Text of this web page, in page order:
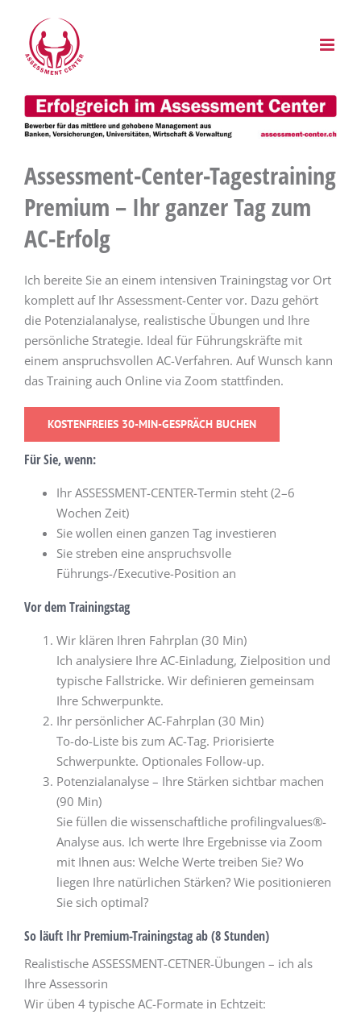
springen
Assessment-Center-Tagestraining
Premium – Ihr ganzer Tag zum
AC-Erfolg
Ich bereite Sie an einem intensiven Trainingstag vor Ort
komplett auf Ihr Assessment-Center vor. Dazu gehört
die Potenzialanalyse, realistische Übungen und Ihre
persönliche Strategie. Ideal für Führungskräfte mit
einem anspruchsvollen AC-Verfahren. Auf Wunsch kann
das Training auch Online via Zoom stattfinden.
KOSTENFREIES 30-MIN-GESPRÄCH BUCHEN
Für Sie, wenn:
Ihr ASSESSMENT-CENTER-Termin steht (2–6
Wochen Zeit)
Sie wollen einen ganzen Tag investieren
Sie streben eine anspruchsvolle
Führungs-/Executive-Position an
Vor dem Trainingstag
Wir klären Ihren Fahrplan (30 Min)
Ich analysiere Ihre AC-Einladung, Zielposition und
typische Fallstricke. Wir definieren gemeinsam
Ihre Schwerpunkte.
Ihr persönlicher AC-Fahrplan (30 Min)
To-do-Liste bis zum AC-Tag. Priorisierte
Schwerpunkte. Optionales Follow-up.
Potenzialanalyse – Ihre Stärken sichtbar machen
(90 Min)
Sie füllen die wissenschaftliche profilingvalues®-
Analyse aus. Ich werte Ihre Ergebnisse via Zoom
mit Ihnen aus: Welche Werte treiben Sie? Wo
liegen Ihre natürlichen Stärken? Wie positionieren
Sie sich optimal?
So läuft Ihr Premium-Trainingstag ab (8 Stunden)
Realistische ASSESSMENT-CETNER-Übungen – ich als
Ihre Assessorin
Wir üben 4 typische AC-Formate in Echtzeit: